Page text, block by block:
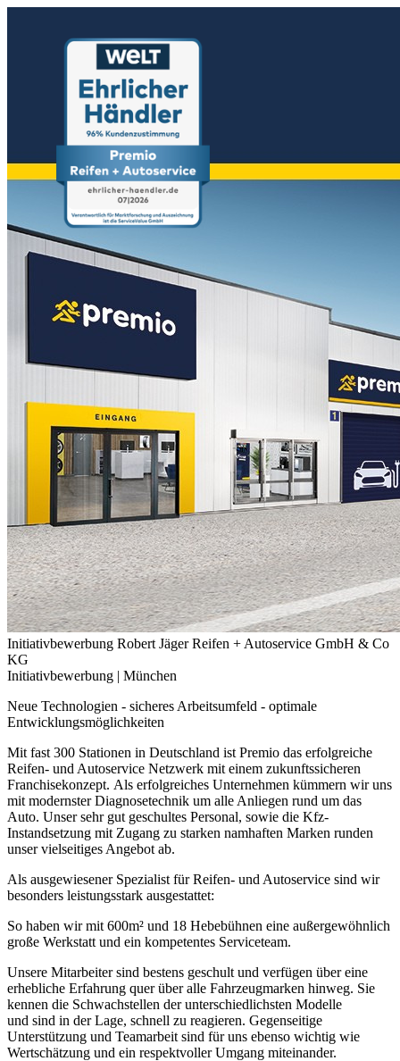
Initiativbewerbung Robert Jäger Reifen + Autoservice GmbH & Co
KG
Initiativbewerbung | München
Neue Technologien - sicheres Arbeitsumfeld - optimale
Entwicklungsmöglichkeiten
Mit fast 300 Stationen in Deutschland ist Premio das erfolgreiche
Reifen- und Autoservice Netzwerk mit einem zukunftssicheren
Franchisekonzept. Als erfolgreiches Unternehmen kümmern wir uns
mit modernster Diagnosetechnik um alle Anliegen rund um das
Auto. Unser sehr gut geschultes Personal, sowie die Kfz-
Instandsetzung mit Zugang zu starken namhaften Marken runden
unser vielseitiges Angebot ab.
Als ausgewiesener Spezialist für Reifen- und Autoservice sind wir
besonders leistungsstark ausgestattet:
So haben wir mit 600m² und 18 Hebebühnen eine außergewöhnlich
große Werkstatt und ein kompetentes Serviceteam.
Unsere Mitarbeiter sind bestens geschult und verfügen über eine
erhebliche Erfahrung quer über alle Fahrzeugmarken hinweg. Sie
kennen die Schwachstellen der unterschiedlichsten Modelle
und sind in der Lage, schnell zu reagieren. Gegenseitige
Unterstützung und Teamarbeit sind für uns ebenso wichtig wie
Wertschätzung und ein respektvoller Umgang miteinander.